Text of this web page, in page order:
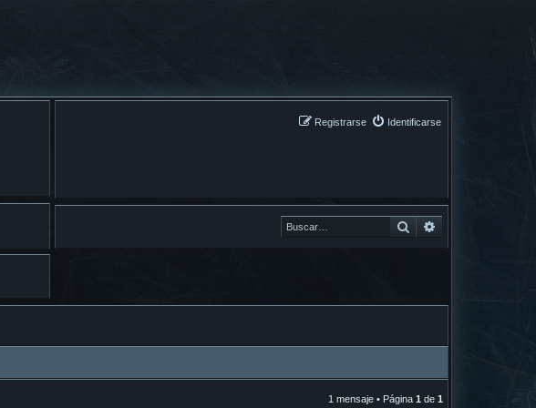
Identificarse
Registrarse
Buscar
1 mensaje • Página 1 de 1